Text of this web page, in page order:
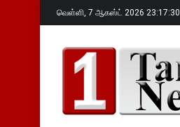
வெள்ளி, 7 ஆகஸ்ட் 2026 23:17:31